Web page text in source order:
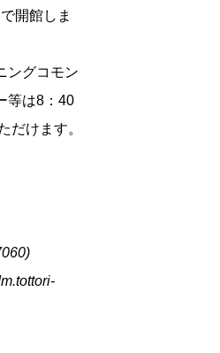
開館しま
グコモン
等は8：40
だけます。